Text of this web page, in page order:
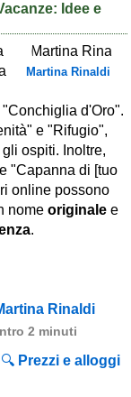
Idee e
Martina Rinaldi
d'Oro".
e "Rifugio",
ospiti. Inoltre,
"Capanna di [tuo
online possono
nome originale e
.
Rinaldi
2 minuti
🔍 Prezzi e alloggi